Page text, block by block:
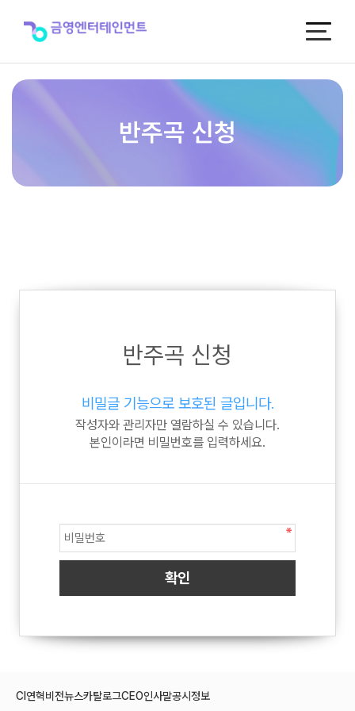
반주곡 신청
반주곡 신청
비밀글 기능으로 보호된 글입니다.
작성자와 관리자만 열람하실 수 있습니다.
본인이라면 비밀번호를 입력하세요.
CI 연혁비전뉴스카탈로그CEO인사말공시정보